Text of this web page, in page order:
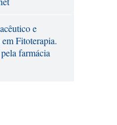
e
Fitoterapia.
farmácia